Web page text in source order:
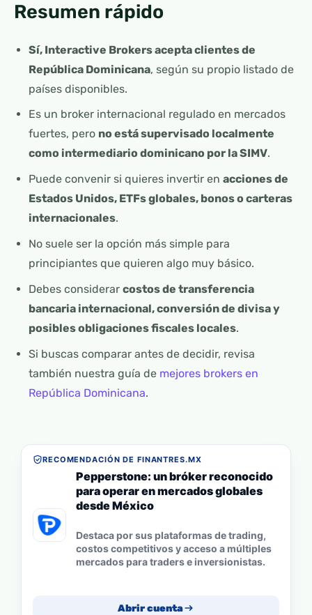
Resumen rápido
Sí, Interactive Brokers acepta clientes de
República Dominicana, según su propio listado de
países disponibles.
Es un broker internacional regulado en mercados
fuertes, pero no está supervisado localmente
como intermediario dominicano por la SIMV.
Puede convenir si quieres invertir en acciones de
Estados Unidos, ETFs globales, bonos o carteras
internacionales.
No suele ser la opción más simple para
principiantes que quieren algo muy básico.
Debes considerar costos de transferencia
bancaria internacional, conversión de divisa y
posibles obligaciones fiscales locales.
Si buscas comparar antes de decidir, revisa
también nuestra guía de mejores brokers en
República Dominicana.
RECOMENDACIÓN DE FINANTRES.MX
Pepperstone: un bróker reconocido
para operar en mercados globales
desde México
Destaca por sus plataformas de trading,
costos competitivos y acceso a múltiples
mercados para traders e inversionistas.
Abrir cuenta